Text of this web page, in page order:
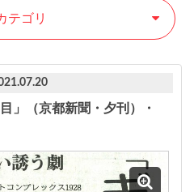
テゴリ
」（京都新聞・夕刊）・